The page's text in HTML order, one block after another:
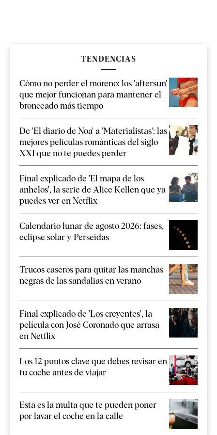
TENDENCIAS
Cómo no perder el moreno: los 'aftersun'
que mejor funcionan para mantener el
bronceado más tiempo
De 'El diario de Noa' a 'Materialistas': las
mejores películas románticas del siglo
XXI que no te puedes perder
Final explicado de 'El mapa de los
anhelos', la serie de Alice Kellen que ya
puedes ver en Netflix
Calendario lunar de agosto 2026: fases,
eclipse solar y Perseidas
Trucos caseros para quitar las manchas
negras de las sandalias en verano
Final explicado de 'Los creyentes', la
película con José Coronado que arrasa
en Netflix
Los 12 puntos clave que debes revisar en
tu coche antes de viajar
Esta es la multa que te pueden poner
por lavar el coche en la calle